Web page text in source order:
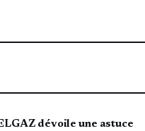
dévoile une astuce